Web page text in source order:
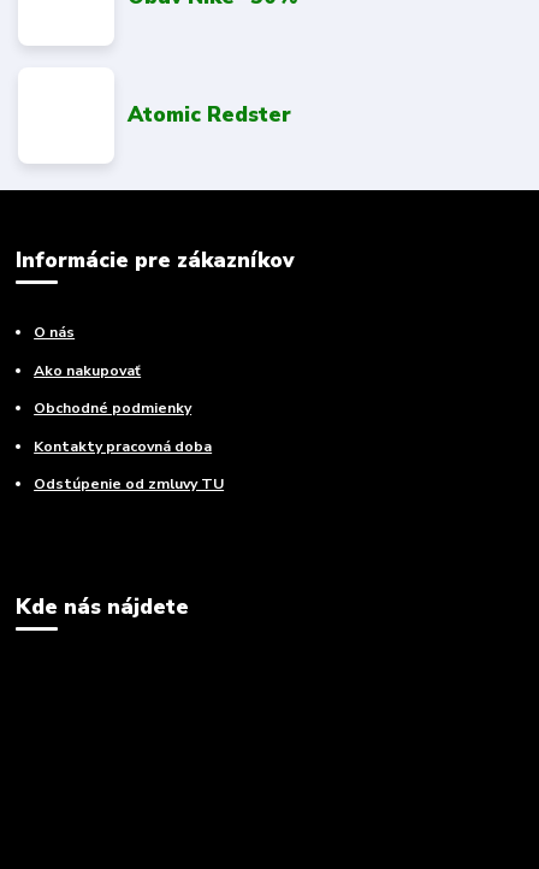
Atomic Redster
Informácie pre zákazníkov
O nás
Ako nakupovať
Obchodné podmienky
Kontakty pracovná doba
Odstúpenie od zmluvy TU
Kde nás nájdete